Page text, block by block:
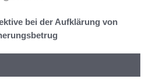
bei der Aufklärung von